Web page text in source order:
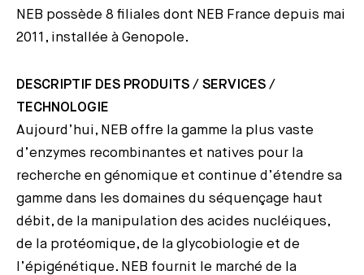
NEB possède 8 filiales dont NEB France depuis mai
2011, installée à Genopole.
DESCRIPTIF DES PRODUITS / SERVICES /
TECHNOLOGIE
Aujourd’hui, NEB offre la gamme la plus vaste
d’enzymes recombinantes et natives pour la
recherche en génomique et continue d’étendre sa
gamme dans les domaines du séquençage haut
débit, de la manipulation des acides nucléiques,
de la protéomique, de la glycobiologie et de
l’épigénétique. NEB fournit le marché de la